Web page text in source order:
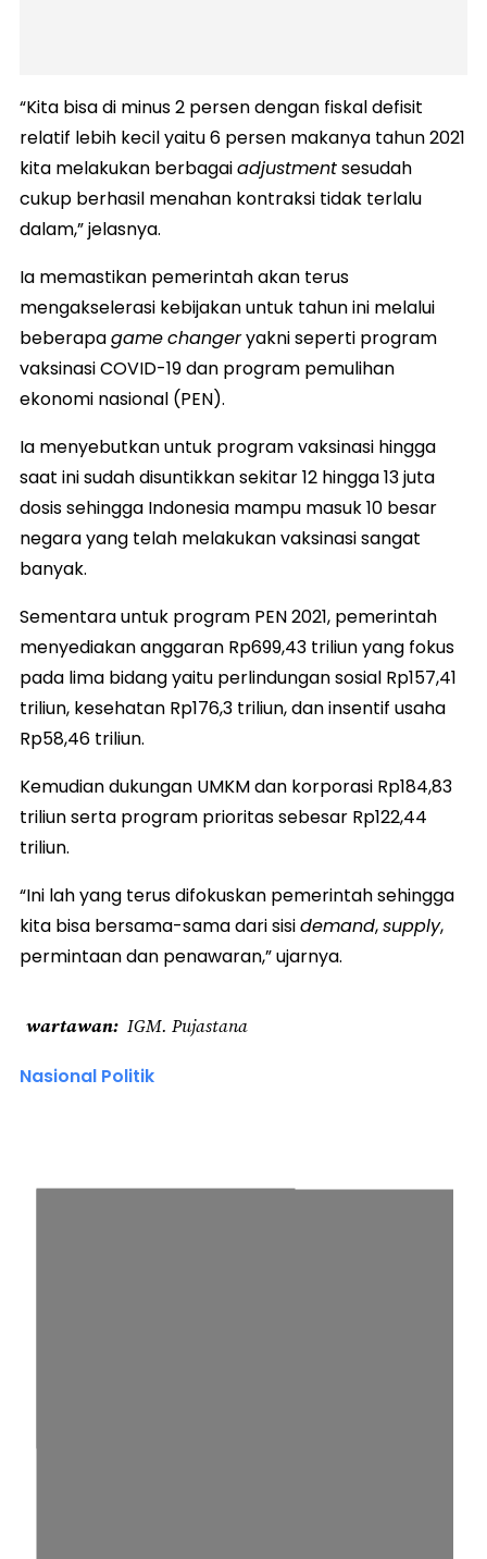
“Kita bisa di minus 2 persen dengan fiskal defisit
relatif lebih kecil yaitu 6 persen makanya tahun 2021
kita melakukan berbagaiadjustmentsesudah
cukup berhasil menahan kontraksi tidak terlalu
dalam,” jelasnya.
Ia memastikan pemerintah akan terus
mengakselerasi kebijakan untuk tahun ini melalui
beberapagamechangeryakni seperti program
vaksinasi COVID-19 dan program pemulihan
ekonomi nasional (PEN).
Ia menyebutkan untuk program vaksinasi hingga
saat ini sudah disuntikkan sekitar 12 hingga 13 juta
dosis sehingga Indonesia mampu masuk 10 besar
negara yang telah melakukan vaksinasi sangat
banyak.
Sementara untuk program PEN 2021, pemerintah
menyediakan anggaran Rp699,43 triliun yang fokus
pada lima bidang yaitu perlindungan sosial Rp157,41
triliun, kesehatan Rp176,3 triliun, dan insentif usaha
Rp58,46 triliun.
Kemudian dukungan UMKM dan korporasi Rp184,83
triliun serta program prioritas sebesar Rp122,44
triliun.
“Ini lah yang terus difokuskan pemerintah sehingga
kita bisa bersama-sama dari sisidemand,supply,
permintaan dan penawaran,” ujarnya.
wartawan IGM. Pujastana
Nasional Politik